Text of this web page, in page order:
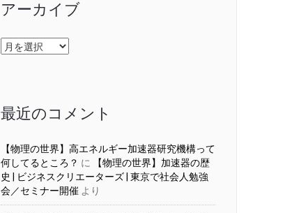
アーカイブ
ア
ー
最近のコメント
【物理の世界】高エネルギー加速器研究機構って
何してるところ？ に
【物理の世界】加速器の歴
史 | ビジネスクリエーターズ | 東京で社会人勉強
会／セミナー開催 より